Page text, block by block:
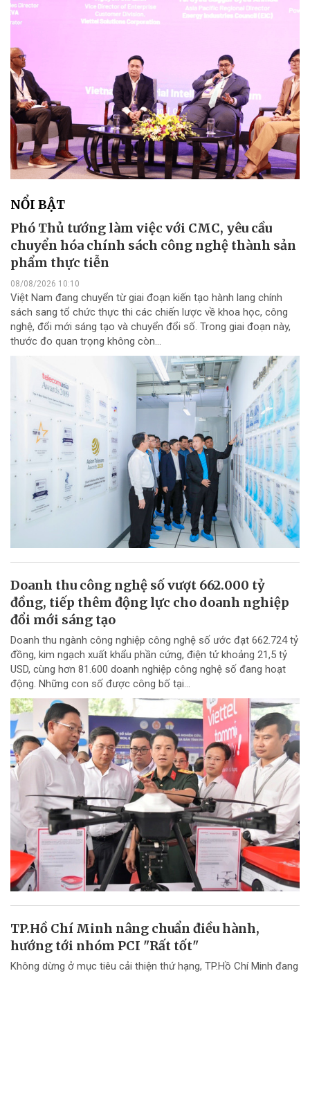
NỔI BẬT
Phó Thủ tướng làm việc với CMC, yêu cầu
chuyển hóa chính sách công nghệ thành sản
phẩm thực tiễn
08/08/2026 10:10
Việt Nam đang chuyển từ giai đoạn kiến tạo hành lang chính
sách sang tổ chức thực thi các chiến lược về khoa học, công
nghệ, đổi mới sáng tạo và chuyển đổi số. Trong giai đoạn này,
thước đo quan trọng không còn...
Doanh thu công nghệ số vượt 662.000 tỷ
đồng, tiếp thêm động lực cho doanh nghiệp
đổi mới sáng tạo
Doanh thu ngành công nghiệp công nghệ số ước đạt 662.724 tỷ
đồng, kim ngạch xuất khẩu phần cứng, điện tử khoảng 21,5 tỷ
USD, cùng hơn 81.600 doanh nghiệp công nghệ số đang hoạt
động. Những con số được công bố tại...
TP.Hồ Chí Minh nâng chuẩn điều hành,
hướng tới nhóm PCI "Rất tốt"
Không dừng ở mục tiêu cải thiện thứ hạng, TP.Hồ Chí Minh đang